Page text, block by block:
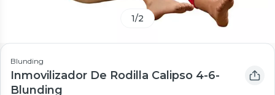
1/2
Blunding
Inmovilizador De Rodilla Calipso 4-6-
Blunding